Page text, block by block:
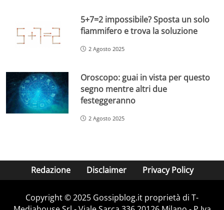
5+7=2 impossibile? Sposta un solo
fiammifero e trova la soluzione
2 Agosto 2025
Oroscopo: guai in vista per questo
segno mentre altri due
festeggeranno
2 Agosto 2025
Redazione Disclaimer Privacy Policy
Copyright © 2025 Gossipblog.it proprietà di T-